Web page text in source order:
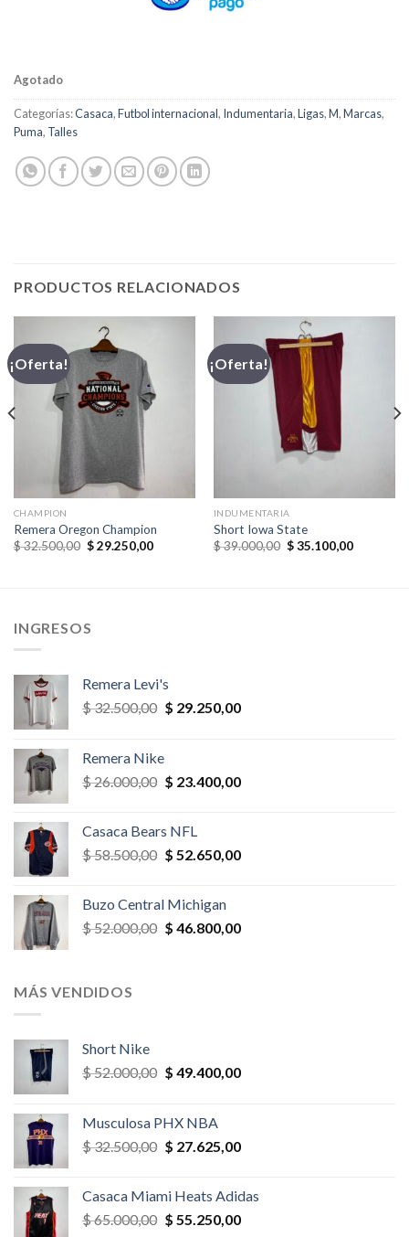
Agotado
Categorías:Casaca,Futbol internacional, Indumentaria,Ligas,M,Marcas,
Puma, Talles
PRODUCTOS RELACIONADOS
¡Oferta!
CHAMPION
Remera Oregon Champion
$32.500,00 El
$29.250,00El
¡Oferta!
INDUMENTARIA
Short Iowa State
$39.000,00 El
$35.100,00El
INGRESOS
Remera Levi's
$32.500,00 El
era:
$ 32.500,00.
$ 29.250,00El
$ 29.250,00.
Remera Nike
$26.000,00 El
era:
$ 26.000,00.
$ 23.400,00El
$ 23.400,00.
Casaca Bears NFL
$58.500,00 El
era:
$ 58.500,00.
$ 52.650,00El
$ 52.650,00.
Buzo Central Michigan
$52.000,00 El
$ 46.800,00El
MÁS VENDIDOS
Short Nike
$52.000,00 El
era:
$ 52.000,00.
$ 49.400,00El
$ 49.400,00.
Musculosa PHX NBA
$32.500,00 El
era:
$ 32.500,00.
$ 27.625,00El
es:
$ 27.625,00.
Casaca Miami Heats Adidas
$65.000,00 El
$ 55.250,00El